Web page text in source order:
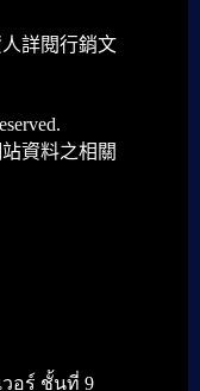
詳閱行銷文
資料之相關
วอร์ ชั้นที่ 9